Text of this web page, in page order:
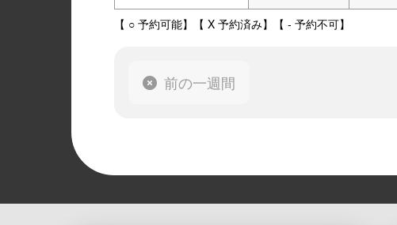
【 ○ 予約可能】【 X 予約済み】【 - 予約不可】
前の一週間